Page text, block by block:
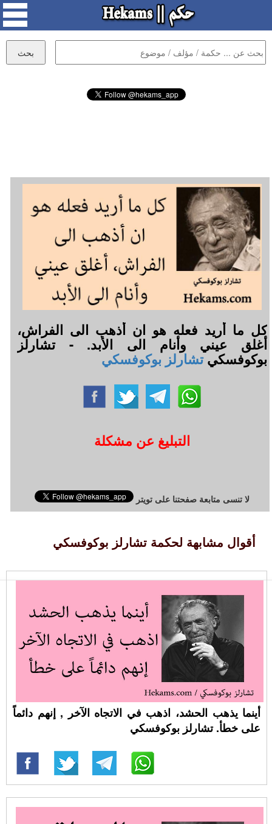
كل ما أريد فعله هو ان أذهب الى الفراش،
أغلق عيني وأنام الى الأبد. - تشارلز
بوكوفسكيتشارلز بوكوفسكي
التبليغ عن مشكلة
لا تنسى متابعة صفحتنا على تويتر
أقوال مشابهة لحكمة تشارلز بوكوفسكي
أينما يذهب الحشد، اذهب في الاتجاه الآخر , إنهم دائماً
على خطأ. تشارلز بوكوفسكي